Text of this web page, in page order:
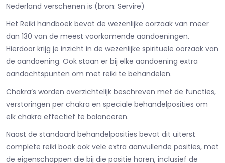
Nederland verschenen is (bron: Servire)
Het Reiki handboek bevat de wezenlijke oorzaak van meer
dan 130 van de meest voorkomende aandoeningen.
Hierdoor krijg je inzicht in de wezenlijke spirituele oorzaak van
de aandoening. Ook staan er bij elke aandoening extra
aandachtspunten om met reiki te behandelen.
Chakra’s worden overzichtelijk beschreven met de functies,
verstoringen per chakra en speciale behandelposities om
elk chakra effectief te balanceren.
Naast de standaard behandelposities bevat dit uiterst
complete reiki boek ook vele extra aanvullende posities, met
de eigenschappen die bij die positie horen, inclusief de